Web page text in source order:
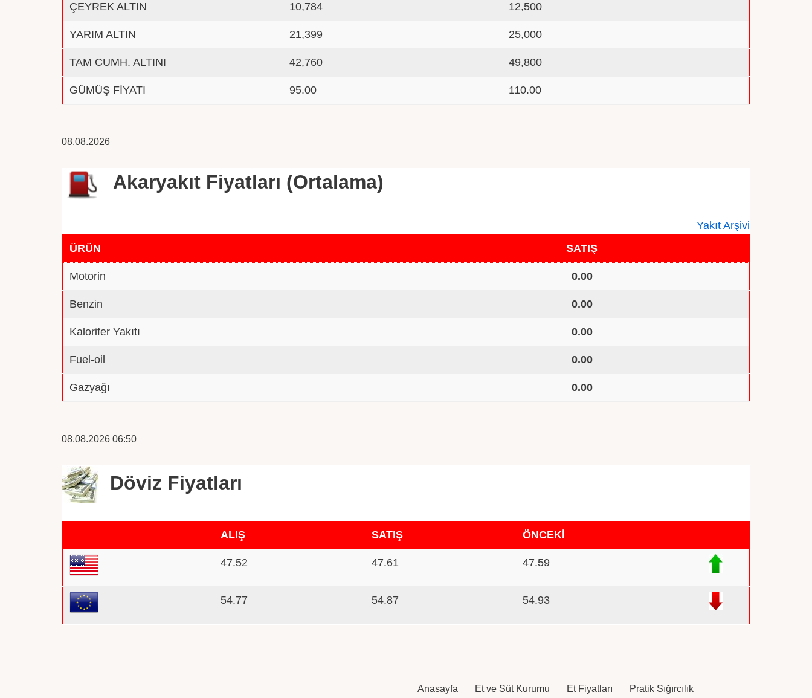
ÇEYREK ALTIN 10,784 12,500
YARIM ALTIN 21,399 25,000
TAM CUMH. ALTINI 42,760 49,800
GÜMÜŞ FİYATI 95.00 110.00
08.08.2026
Akaryakıt Fiyatları (Ortalama)
Yakıt Arşivi
ÜRÜN
SATIŞ
Motorin 0.00
Benzin 0.00
Kalorifer Yakıtı 0.00
Fuel-oil 0.00
Gazyağı 0.00
08.08.2026 06:50
Döviz Fiyatları
ALIŞ SATIŞ ÖNCEKİ
47.52 47.61 47.59
54.77 54.87 54.93
Anasayfa Et ve Süt Kurumu Et Fiyatları Pratik Sığırcılık